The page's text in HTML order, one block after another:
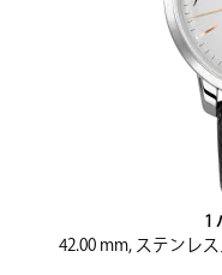
1
42.00 mm, ステンレ